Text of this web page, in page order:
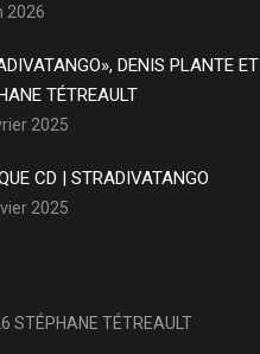
2026
DENIS PLANTE ET
TÉTREAULT
2025
CD | STRADIVATANGO
2025
STÉPHANE TÉTREAULT